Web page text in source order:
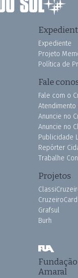
Expediente
Projeto
Política de
Fale
Fale com o
Atendimento
Anuncie no
Anuncie no
Publicidade
Repórter
Trabalhe
Projetos
CruzeiroCard
Grafsul
Burh
Amaral